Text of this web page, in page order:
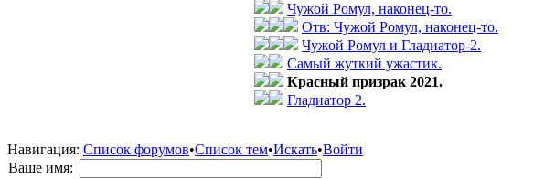
Чужой Ромул, наконец-то.
Отв: Чужой Ромул, наконец-то.
Чужой Ромул и Гладиатор-2.
Самый жуткий ужастик.
Красный призрак 2021.
Гладиатор 2.
Навигация: Список форумов•Список тем•Искать•Войти
Ваше имя: